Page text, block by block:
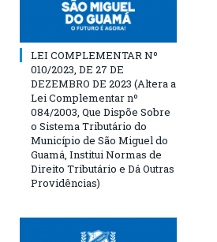
LEI COMPLEMENTAR Nº
010/2023, DE 27 DE
DEZEMBRO DE 2023 (Altera a
Lei Complementar nº
084/2003, Que Dispõe Sobre
o Sistema Tributário do
Município de São Miguel do
Guamá, Institui Normas de
Direito Tributário e Dá Outras
Providências)